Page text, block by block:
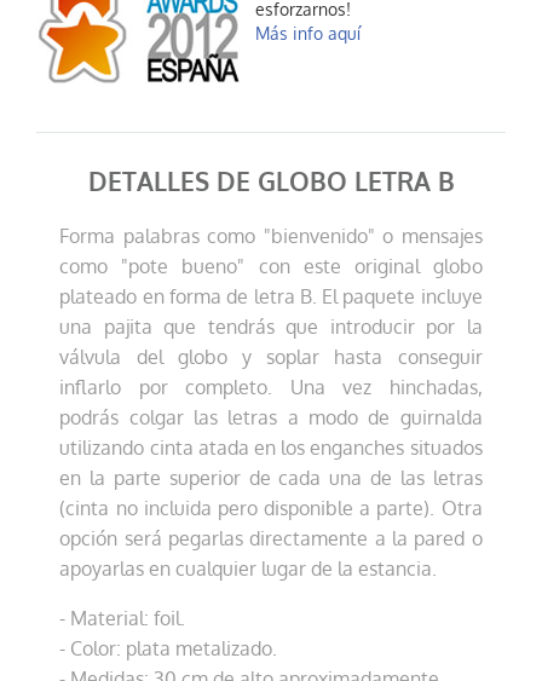
3,99 €
AÑADIR AL CARRITO
Globo letra H
3,99 €
AÑADIR AL CARRITO
Globo letra I
esforzarnos!
Más info aquí
DETALLES DE GLOBO LETRA B
Forma palabras como "bienvenido" o mensajes
como "pote bueno" con este original globo
plateado en forma de letra B. El paquete incluye
una pajita que tendrás que introducir por la
válvula del globo y soplar hasta conseguir
inflarlo por completo. Una vez hinchadas,
podrás colgar las letras a modo de guirnalda
utilizando cinta atada en los enganches situados
en la parte superior de cada una de las letras
(cinta no incluida pero disponible a parte). Otra
opción será pegarlas directamente a la pared o
apoyarlas en cualquier lugar de la estancia.
- Material: foil.
- Color: plata metalizado.